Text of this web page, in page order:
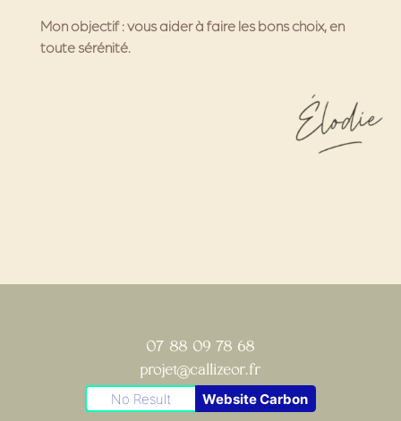
Mon objectif :vous aider à faire les bons choix, en
toute sérénité.
07 88 09 78 68
projet@callizeor.fr
No Result Website Carbon